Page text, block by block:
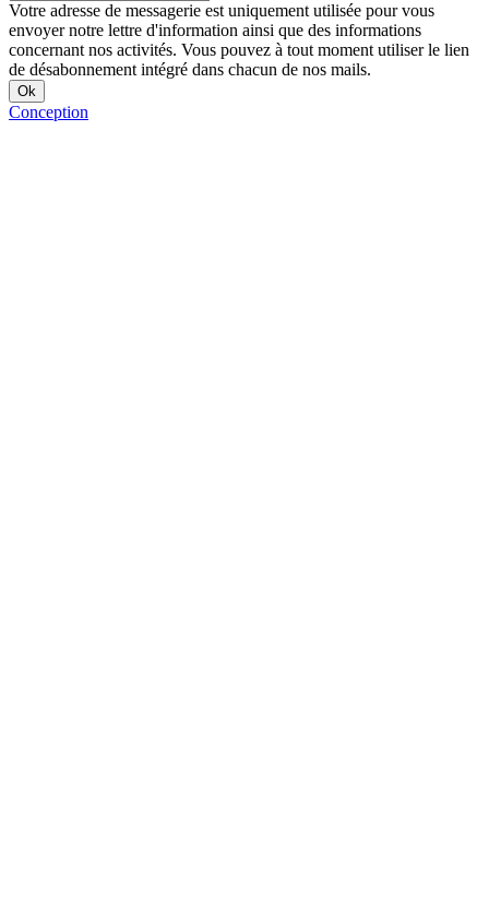
Votre adresse de messagerie est uniquement utilisée pour vous
envoyer notre lettre d'information ainsi que des informations
concernant nos activités. Vous pouvez à tout moment utiliser le lien
de désabonnement intégré dans chacun de nos mails.
Conception